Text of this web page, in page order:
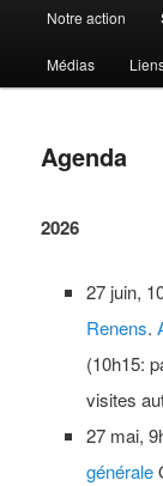
Notre action
Médias
Agenda
2026
27 juin,
Renens.
(10h15:
visites
27 mai,
générale